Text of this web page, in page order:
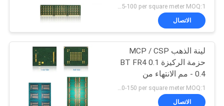
US 85-100 per square meter MOQ:1 مترا مربعا
الاتصال
لينة الذهب MCP / CSP
حزمة الركيزة BT FR4 0.1
- 0.4 مم الانتهاء من
السماكة
US 120-150 per square meter MOQ:1 متر مربع
الاتصال